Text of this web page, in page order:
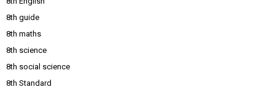
8th guide
8th maths
8th science
8th social science
8th Standard